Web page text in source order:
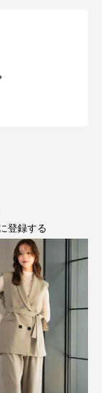
登録する